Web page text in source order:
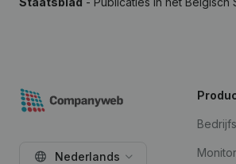
Nederlands